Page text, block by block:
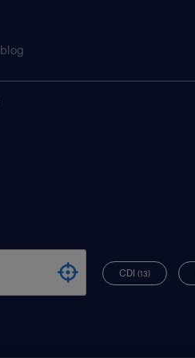
blog
CDI(13)